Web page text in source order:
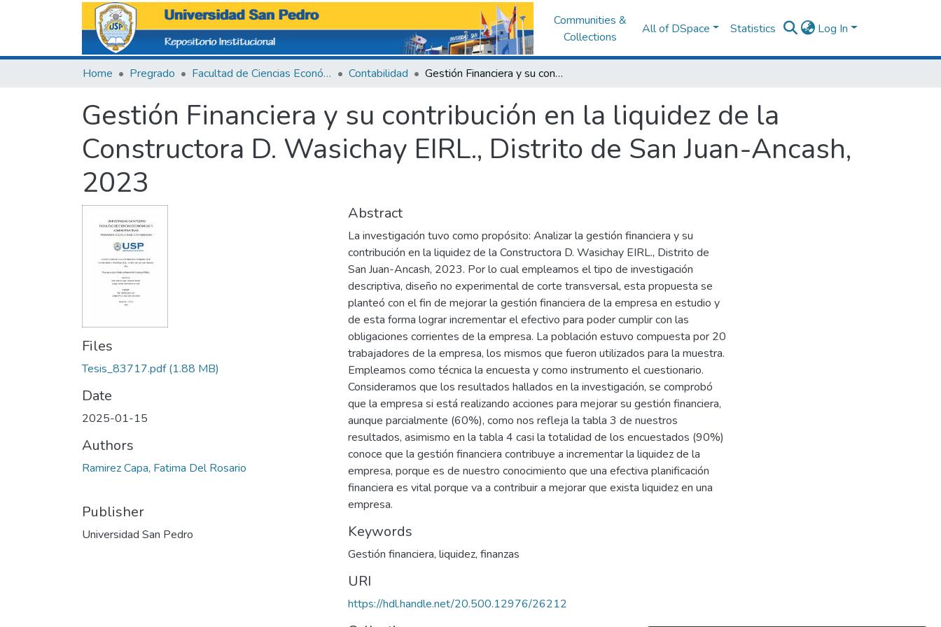
Communities &
Collections
All of DSpace Statistics Log In
Home Pregrado Facultad de Ciencias Económicas y Administrativas Contabilidad Gestión Financiera y su contribución en la liquidez de la Constructora D. Wasichay EIRL., Distrito de San Juan-Ancash, 2023
Gestión Financiera y su contribución en la liquidez de la
Constructora D. Wasichay EIRL., Distrito de San Juan-Ancash,
2023
Files
Tesis_83717.pdf(1.88 MB)
Date
2025-01-15
Authors
Ramirez Capa, Fatima Del Rosario
Publisher
Universidad San Pedro
Abstract
La investigación tuvo como propósito: Analizar la gestión financiera y su
contribución en la liquidez de la Constructora D. Wasichay EIRL., Distrito de
San Juan-Ancash, 2023. Por lo cual empleamos el tipo de investigación
descriptiva, diseño no experimental de corte transversal, esta propuesta se
planteó con el fin de mejorar la gestión financiera de la empresa en estudio y
de esta forma lograr incrementar el efectivo para poder cumplir con las
obligaciones corrientes de la empresa. La población estuvo compuesta por 20
trabajadores de la empresa, los mismos que fueron utilizados para la muestra.
Empleamos como técnica la encuesta y como instrumento el cuestionario.
Consideramos que los resultados hallados en la investigación, se comprobó
que la empresa si está realizando acciones para mejorar su gestión financiera,
aunque parcialmente (60%), como nos refleja la tabla 3 de nuestros
resultados, asimismo en la tabla 4 casi la totalidad de los encuestados (90%)
conoce que la gestión financiera contribuye a incrementar la liquidez de la
empresa, porque es de nuestro conocimiento que una efectiva planificación
financiera es vital porque va a contribuir a mejorar que exista liquidez en una
empresa.
Keywords
Gestión financiera, liquidez, finanzas
URI
https://hdl.handle.net/20.500.12976/26212